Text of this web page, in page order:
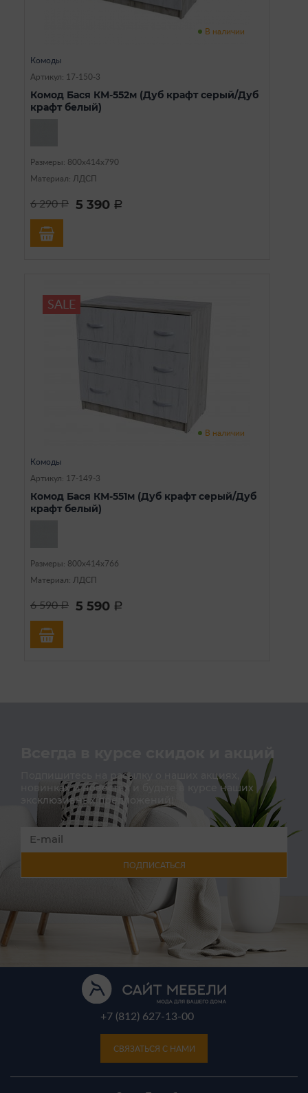
В наличии
Комоды
Артикул: 17-150-3
Комод Бася КМ-552м (Дуб крафт серый/Дуб
крафт белый)
Размеры: 800х414х790
Материал: ЛДСП
6 290a 5 390 a
SALE
В наличии
Комоды
Артикул: 17-149-3
Комод Бася КМ-551м (Дуб крафт серый/Дуб
крафт белый)
Размеры: 800х414х766
Материал: ЛДСП
6 590a 5 590 a
Всегда в курсе скидок и акций
Подпишитесь на расылку о наших акциях,
новинках и новостях и будьте в курсе наших
эксклюзивных предложений!
ПОДПИСАТЬСЯ
+7 (812) 627-13-00
СВЯЗАТЬСЯ С НАМИ